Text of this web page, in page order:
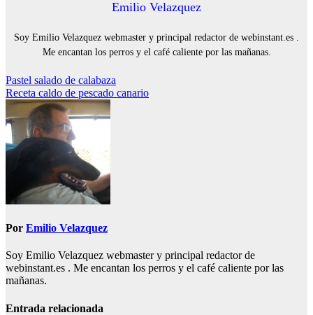
Emilio Velazquez
Soy Emilio Velazquez webmaster y principal redactor de webinstant.es .
Me encantan los perros y el café caliente por las mañanas.
Navegación
de
entradas
Pastel salado de calabaza
Receta caldo de pescado canario
Por Emilio Velazquez
Soy Emilio Velazquez webmaster y principal redactor de
webinstant.es . Me encantan los perros y el café caliente por las
mañanas.
Entrada relacionada